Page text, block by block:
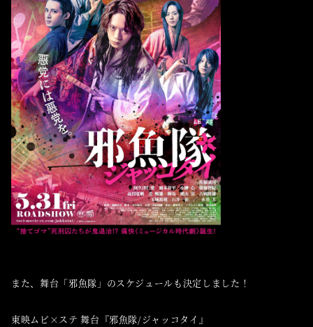
また、舞台「邪魚隊」のスケジュールも決定しました！
東映ムビ×ステ 舞台『邪魚隊/ジャッコタイ』